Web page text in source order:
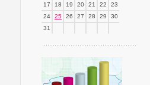
17
18 19 20 21 22
23
24
25 26 27 28 29
30
31